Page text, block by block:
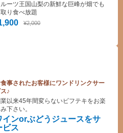
¥2,000
ーツ王国山梨の新鮮な巨峰が畑でも
取り食べ放題
事されたお客様にワンドリンクサー
♪
インorぶどうジュースをサ
ビス
以来45年間変らないビフテキをお楽
下さい。